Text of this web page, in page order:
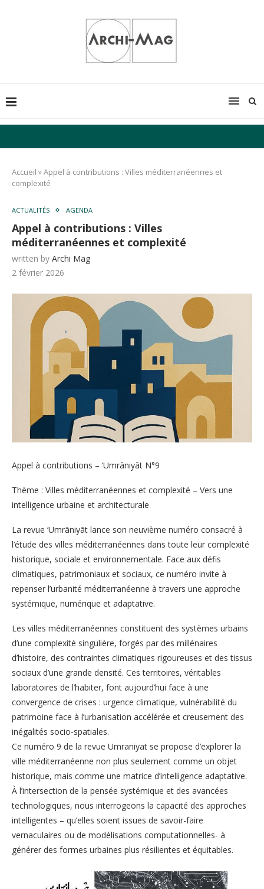
Accueil »Appel à contributions : Villes méditerranéennes et
complexité
ACTUALITÉS AGENDA
Appel à contributions : Villes
méditerranéennes et complexité
written by Archi Mag
2 février 2026
Appel à contributions – ‘Umrāniyāt N°9
Thème : Villes méditerranéennes et complexité – Vers une
intelligence urbaine et architecturale
La revue ‘Umrāniyāt lance son neuvième numéro consacré à
l’étude des villes méditerranéennes dans toute leur complexité
historique, sociale et environnementale. Face aux défis
climatiques, patrimoniaux et sociaux, ce numéro invite à
repenser l’urbanité méditerranéenne à travers une approche
systémique, numérique et adaptative.
Les villes méditerranéennes constituent des systèmes urbains
d’une complexité singulière, forgés par des millénaires
d’histoire, des contraintes climatiques rigoureuses et des tissus
sociaux d’une grande densité. Ces territoires, véritables
laboratoires de l’habiter, font aujourd’hui face à une
convergence de crises : urgence climatique, vulnérabilité du
patrimoine face à l’urbanisation accélérée et creusement des
inégalités socio-spatiales.
Ce numéro 9 de la revue Umraniyat se propose d’explorer la
ville méditerranéenne non plus seulement comme un objet
historique, mais comme une matrice d’intelligence adaptative.
À l’intersection de la pensée systémique et des avancées
technologiques, nous interrogeons la capacité des approches
intelligentes – qu’elles soient issues de savoir-faire
vernaculaires ou de modélisations computationnelles- à
générer des formes urbaines plus résilientes et équitables.